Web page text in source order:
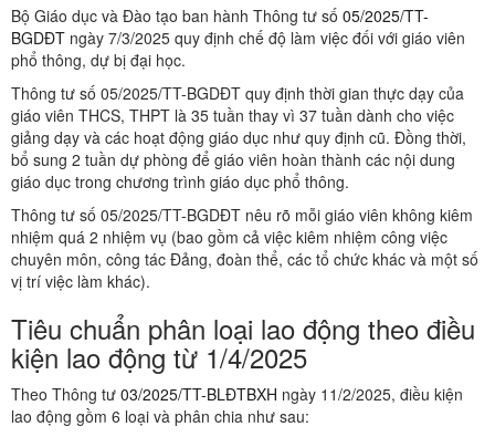
Bộ Giáo dục và Đào tạo ban hành Thông tư số 05/2025/TT-
BGDĐT ngày 7/3/2025 quy định chế độ làm việc đối với giáo viên
phổ thông, dự bị đại học.
Thông tư số 05/2025/TT-BGDĐT quy định thời gian thực dạy của
giáo viên THCS, THPT là 35 tuần thay vì 37 tuần dành cho việc
giảng dạy và các hoạt động giáo dục như quy định cũ. Đồng thời,
bổ sung 2 tuần dự phòng để giáo viên hoàn thành các nội dung
giáo dục trong chương trình giáo dục phổ thông.
Thông tư số 05/2025/TT-BGDĐT nêu rõ mỗi giáo viên không kiêm
nhiệm quá 2 nhiệm vụ (bao gồm cả việc kiêm nhiệm công việc
chuyên môn, công tác Đảng, đoàn thể, các tổ chức khác và một số
vị trí việc làm khác).
Tiêu chuẩn phân loại lao động theo điều
kiện lao động từ 1/4/2025
Theo Thông tư 03/2025/TT-BLĐTBXH ngày 11/2/2025, điều kiện
lao động gồm 6 loại và phân chia như sau: